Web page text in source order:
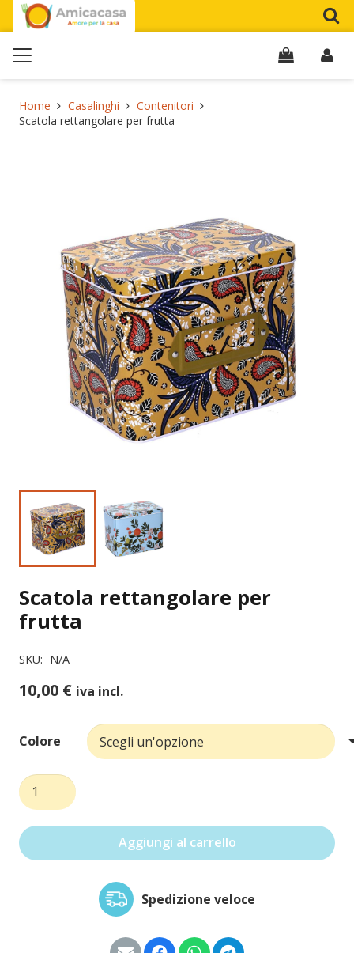
Home Casalinghi
Contenitori
Scatola rettangolare per frutta
Scatola rettangolare per
frutta
SKU: N/A
10,00 € iva incl.
Colore
Scatola
rettangolare
per
frutta
Aggiungi al carrello
Spedizione veloce